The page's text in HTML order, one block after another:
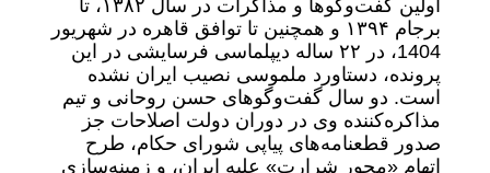
اولین گفت‌وگوها و مذاکرات در سال ۱۳۸۲‌، تا
برجام ۱۳۹۴ و همچنین تا توافق قاهره در شهریور
1404، در ۲۲ ساله دیپلماسی فرسایشی در این
پرونده، دستاورد ملموسی نصیب ایران نشده
است. دو سال گفت‌وگوهای حسن روحانی و تیم
مذاکره‌کننده وی در دوران دولت اصلاحات جز
صدور قطعنامه‌های پیاپی شورای حکام، طرح
اتهام «محور شرارت» علیه ایران، و زمینه‌سازی